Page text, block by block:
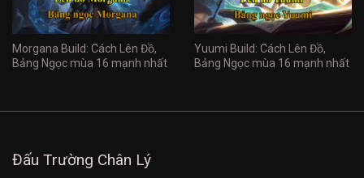
Morgana Build: Cách Lên Đồ,
Bảng Ngọc mùa 16 mạnh nhất
Yuumi Build: Cách Lên Đồ,
Bảng Ngọc mùa 16 mạnh nhất
Đấu Trường Chân Lý